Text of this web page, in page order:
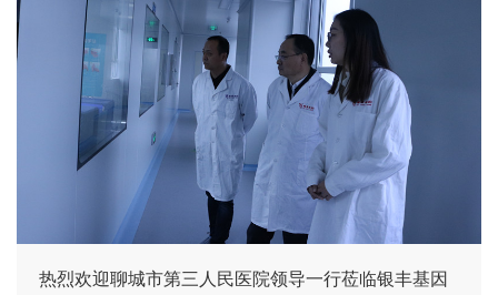
热烈欢迎聊城市第三人民医院领导一行莅临银丰基因